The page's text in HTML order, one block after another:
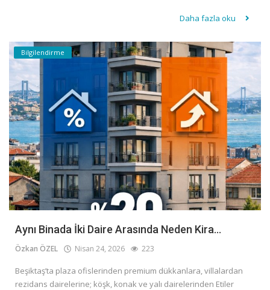
Daha fazla oku
Bilgilendirme
Aynı Binada İki Daire Arasında Neden Kira...
Özkan ÖZEL Nisan 24, 2026 223
Beşiktaş’ta plaza ofislerinden premium dükkanlara, villalardan
rezidans dairelerine; köşk, konak ve yalı dairelerinden Etiler